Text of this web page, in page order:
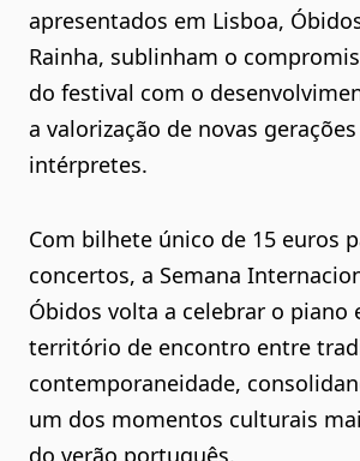
apresentados em Lisboa,
Rainha, sublinham o
do festival com o
a valorização de novas
intérpretes.
Com bilhete único de 15 euros
concertos, a Semana
Óbidos volta a celebrar o piano
território de encontro entre
contemporaneidade,
um dos momentos culturais
do verão português.